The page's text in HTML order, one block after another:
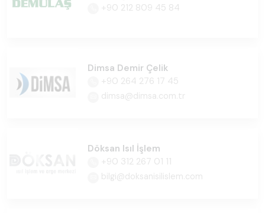
+90 212 809 45 84
Dimsa Demir Çelik
+90 264 276 17 45
dimsa@dimsa.com.tr
Döksan Isıl İşlem
+90 312 267 01 11
bilgi@doksanisilislem.com